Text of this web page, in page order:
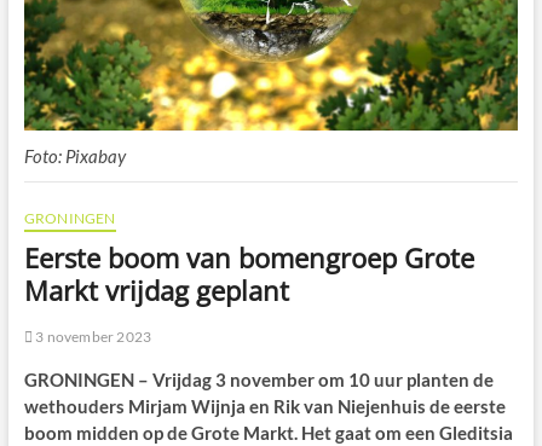
Foto: Pixabay
GRONINGEN
Eerste boom van bomengroep Grote
Markt vrijdag geplant
3 november 2023
GRONINGEN – Vrijdag 3 november om 10 uur planten de
wethouders Mirjam Wijnja en Rik van Niejenhuis de eerste
boom midden op de Grote Markt. Het gaat om een Gleditsia